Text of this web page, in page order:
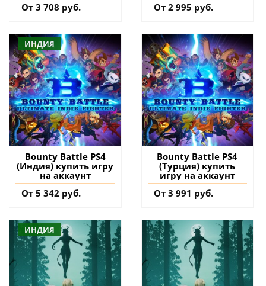
От 3 708 руб.
От 2 995 руб.
ИНДИЯ
Bounty Battle PS4
(Индия) купить игру
на аккаунт
От 5 342 руб.
Bounty Battle PS4
(Турция) купить
игру на аккаунт
От 3 991 руб.
ИНДИЯ